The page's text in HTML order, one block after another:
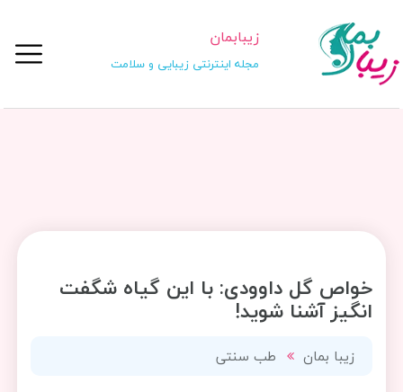
زیبابمان
مجله اینترنتی زیبایی و سلامت
خواص گل داوودی: با این گیاه شگفت
انگیز آشنا شوید!
زیبا بمان طب سنتی